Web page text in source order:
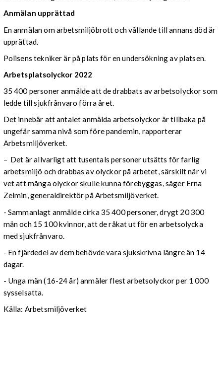
Anmälan upprättad
En anmälan om arbetsmiljöbrott och vållande till annans död är
upprättad.
Polisens tekniker är på plats för en undersökning av platsen.
Arbetsplatsolyckor 2022
35 400 personer anmälde att de drabbats av arbetsolyckor som
ledde till sjukfrånvaro förra året.
Det innebär att antalet anmälda arbetsolyckor är tillbaka på
ungefär samma nivå som före pandemin, rapporterar
Arbetsmiljöverket.
– Det är allvarligt att tusentals personer utsätts för farlig
arbetsmiljö och drabbas av olyckor på arbetet, särskilt när vi
vet att många olyckor skulle kunna förebyggas, säger Erna
Zelmin, generaldirektör på Arbetsmiljöverket.
- Sammanlagt anmälde cirka 35 400 personer, drygt 20 300
män och 15 100 kvinnor, att de råkat ut för en arbetsolycka
med sjukfrånvaro.
- En fjärdedel av dem behövde vara sjukskrivna längre än 14
dagar.
- Unga män (16-24 år) anmäler flest arbetsolyckor per 1 000
sysselsatta.
Källa: Arbetsmiljöverket